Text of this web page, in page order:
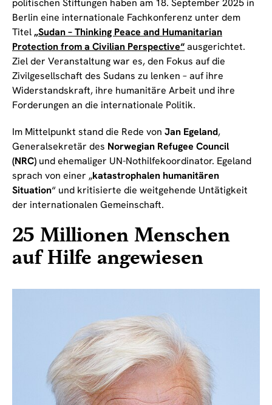
politischen Stiftungen haben am 18. September 2025 in
Berlin eine internationale Fachkonferenz unter dem
Titel „Sudan – Thinking Peace and Humanitarian
Protection from a Civilian Perspective“ausgerichtet.
Ziel der Veranstaltung war es, den Fokus auf die
Zivilgesellschaft des Sudans zu lenken – auf ihre
Widerstandskraft, ihre humanitäre Arbeit und ihre
Forderungen an die internationale Politik.
Im Mittelpunkt stand die Rede von Jan Egeland,
Generalsekretär des Norwegian Refugee Council
(NRC) und ehemaliger UN-Nothilfekoordinator. Egeland
sprach von einer „katastrophalen humanitären
Situation“ und kritisierte die weitgehende Untätigkeit
der internationalen Gemeinschaft.
25 Millionen Menschen
auf Hilfe angewiesen